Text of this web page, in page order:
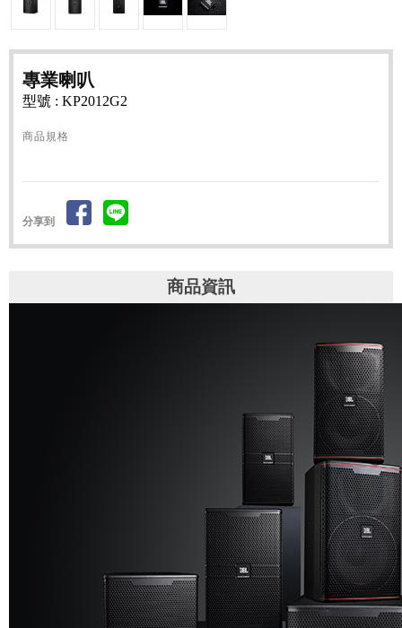
專業喇叭
型號 : KP2012G2
商品規格
分享到
商品資訊